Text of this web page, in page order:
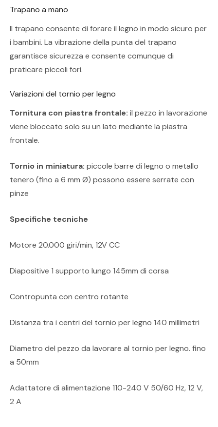
Trapano a mano
Il trapano consente di forare il legno in modo sicuro per
i bambini. La vibrazione della punta del trapano
garantisce sicurezza e consente comunque di
praticare piccoli fori.
Variazioni del tornio per legno
Tornitura con piastra frontale: il pezzo in lavorazione
viene bloccato solo su un lato mediante la piastra
frontale.
Tornio in miniatura: piccole barre di legno o metallo
tenero (fino a 6 mm Ø) possono essere serrate con
pinze
Specifiche tecniche
Motore 20.000 giri/min, 12V CC
Diapositive 1 supporto lungo 145mm di corsa
Contropunta con centro rotante
Distanza tra i centri del tornio per legno 140 millimetri
Diametro del pezzo da lavorare al tornio per legno. fino
a 50mm
Adattatore di alimentazione 110-240 V 50/60 Hz, 12 V,
2 A